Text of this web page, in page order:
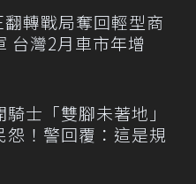
翻轉戰局奪回輕型商
台灣2月車市年增
士「雙腳未著地」
怨！警回覆：這是規